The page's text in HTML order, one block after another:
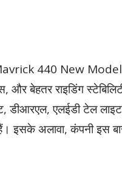
Mavrick 440 New
बेहतर राइडिंग
डीआरएल, एलईडी टेल
इसके अलावा, कंपनी इस